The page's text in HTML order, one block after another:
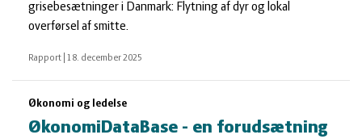
grisebesætninger i Danmark: Flytning af dyr og lokal
overførsel af smitte.
Rapport 18. december 2025
Økonomi og ledelse
ØkonomiDataBase - en forudsætning